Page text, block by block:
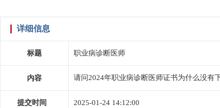
详细信息
标题 职业病诊断医师
内容 请问2024年职业病诊断医师证书为什么没有
提交时间 2025-01-24 14:12:00